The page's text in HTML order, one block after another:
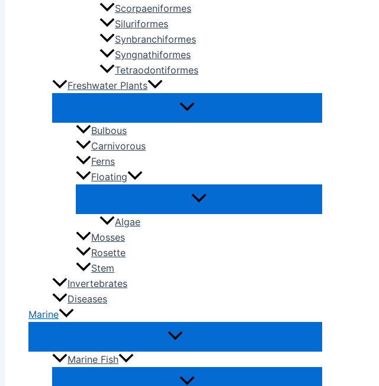
Scorpaeniformes
Siluriformes
Synbranchiformes
Syngnathiformes
Tetraodontiformes
Freshwater Plants
Bulbous
Carnivorous
Ferns
Floating
Algae
Mosses
Rosette
Stem
Invertebrates
Diseases
Marine
Marine Fish